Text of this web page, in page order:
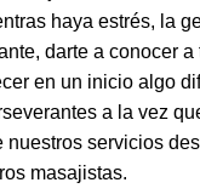
haya estrés, la
darte a conocer
en un inicio algo
a la vez
nuestros servicios
masajistas.